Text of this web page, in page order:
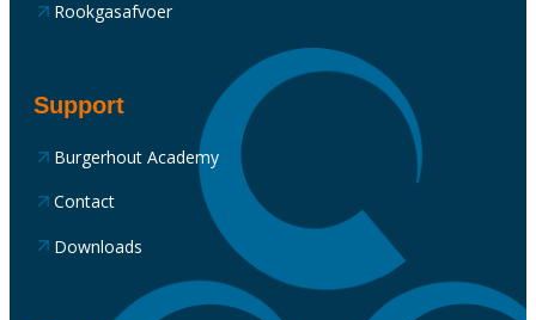
Rookgasafvoer
Support
Burgerhout Academy
Contact
Downloads